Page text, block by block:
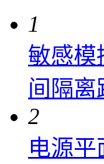
1
敏感模
间隔离
2
电源